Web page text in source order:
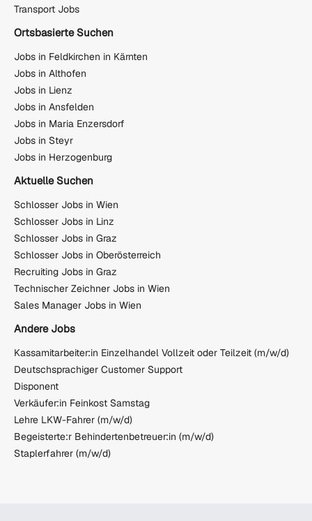
Transport Jobs
Ortsbasierte Suchen
Jobs in Feldkirchen in Kärnten
Jobs in Althofen
Jobs in Lienz
Jobs in Ansfelden
Jobs in Maria Enzersdorf
Jobs in Steyr
Jobs in Herzogenburg
Aktuelle Suchen
Schlosser Jobs in Wien
Schlosser Jobs in Linz
Schlosser Jobs in Graz
Schlosser Jobs in Oberösterreich
Recruiting Jobs in Graz
Technischer Zeichner Jobs in Wien
Sales Manager Jobs in Wien
Andere Jobs
Kassamitarbeiter:in Einzelhandel Vollzeit oder Teilzeit (m/w/d)
Deutschsprachiger Customer Support
Disponent
Verkäufer:in Feinkost Samstag
Lehre LKW-Fahrer (m/w/d)
Begeisterte:r Behindertenbetreuer:in (m/w/d)
Staplerfahrer (m/w/d)